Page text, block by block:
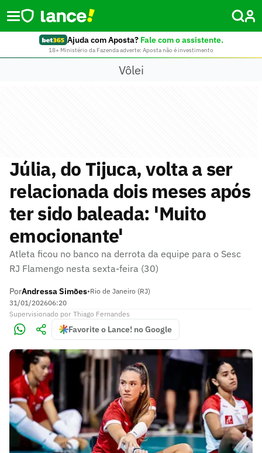
Ajuda com Aposta? Fale com o assistente.
18+ Ministério da Fazenda adverte: Aposta não é investimento
Vôlei
Júlia, do Tijuca, volta a ser
relacionada dois meses após
ter sido baleada: 'Muito
emocionante'
Atleta ficou no banco na derrota da equipe para o Sesc
RJ Flamengo nesta sexta-feira (30)
PorAndressa Simões•Rio de Janeiro (RJ)
31/01/202606:20
Supervisionado por Thiago Fernandes
Favorite o Lance! no Google